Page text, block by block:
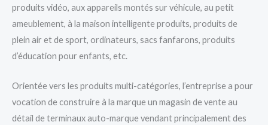
produits vidéo, aux appareils montés sur véhicule, au petit
ameublement, à la maison intelligente produits, produits de
plein air et de sport, ordinateurs, sacs fanfarons, produits
d’éducation pour enfants, etc.
Orientée vers les produits multi-catégories, l’entreprise a pour
vocation de construire à la marque un magasin de vente au
détail de terminaux auto-marque vendant principalement des